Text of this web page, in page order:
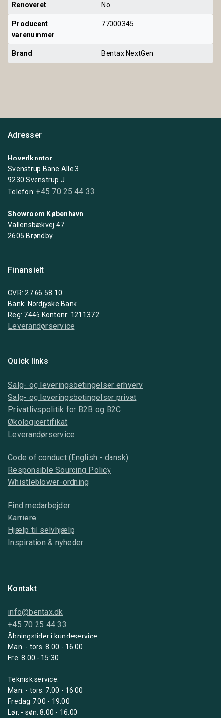
Renoveret No
Producent
varenummer
77000345
Brand Bentax NextGen
Adresser
Hovedkontor
Svenstrup Bane Alle 3
9230 Svenstrup J
Telefon:+45 70 25 44 33
Showroom København
Vallensbækvej 47
2605 Brøndby
Finansielt
CVR: 27 66 58 10
Bank: Nordjyske Bank
Reg: 7446 Kontonr: 1211372
Leverandørservice
Quick links
Salg- og leveringsbetingelser erhverv
Salg- og leveringsbetingelser privat
Privatlivspolitik for B2B og B2C
Økologicertifikat
Leverandørservice
Code of conduct (English - dansk)
Responsible Sourcing Policy
Whistleblower-ordning
Find medarbejder
Karriere
Hjælp til selvhjælp
Inspiration & nyheder
Kontakt
info@bentax.dk
+45 70 25 44 33
Åbningstider i kundeservice:
Man. - tors. 8.00 - 16.00
Fre. 8.00 - 15:30
Teknisk service:
Man. - tors. 7.00 - 16.00
Fredag 7.00 - 19.00
Lør. - søn. 8.00 - 16.00